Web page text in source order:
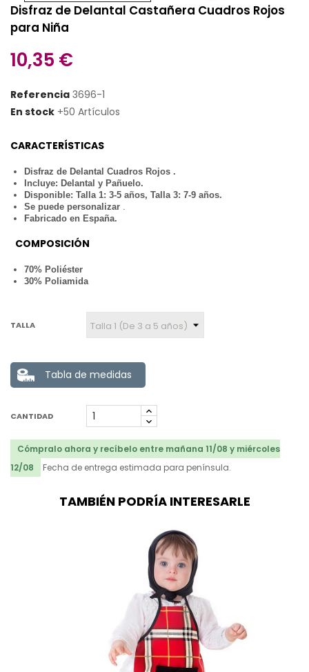
Disfraz de Delantal Castañera Cuadros Rojos
para Niña
10,35 €
Referencia 3696-1
En stock +50 Artículos
CARACTERÍSTICAS
Disfraz de Delantal Cuadros Rojos .
Incluye: Delantal y Pañuelo.
Disponible: Talla 1: 3-5 años, Talla 3: 7-9 años.
Se puede personalizar .
Fabricado en España.
COMPOSICIÓN
70% Poliéster
30% Poliamida
TALLA
Tabla de medidas
CANTIDAD
Cómpralo ahora y recíbelo entre mañana 11/08 y miércoles
12/08
Fecha de entrega estimada para península.
TAMBIÉN PODRÍA INTERESARLE